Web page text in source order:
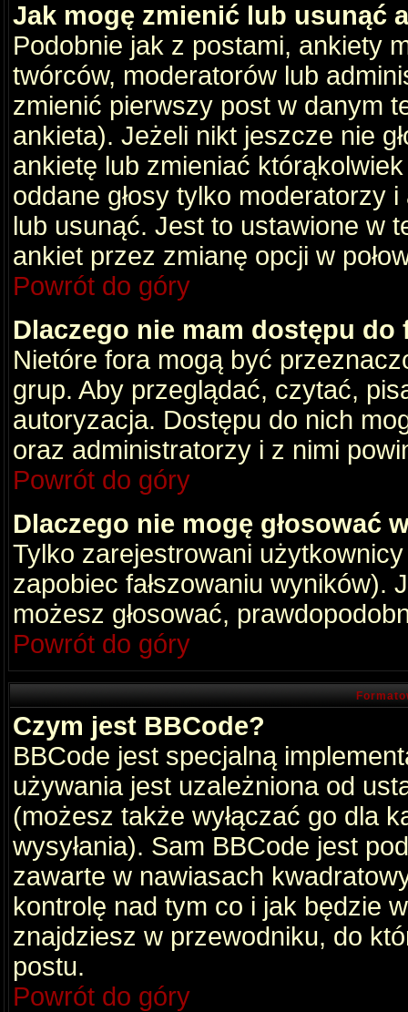
Jak mogę zmienić lub usunąć
Podobnie jak z postami, ankiety
twórców, moderatorów lub
zmienić pierwszy post w danym
ankieta). Jeżeli nikt jeszcze nie
ankietę lub zmieniać
oddane głosy tylko moderatorzy
lub usunąć. Jest to ustawione w
ankiet przez zmianę opcji w
Powrót do góry
Dlaczego nie mam dostępu do
Nietóre fora mogą być
grup. Aby przeglądać, czytać,
autoryzacja. Dostępu do nich
oraz administratorzy i z nimi
Powrót do góry
Dlaczego nie mogę głosować
Tylko zarejestrowani
zapobiec fałszowaniu wyników).
możesz głosować,
Powrót do góry
Czym jest BBCode?
BBCode jest specjalną
używania jest uzależniona od
(możesz także wyłączać go dla
wysyłania). Sam BBCode jest
zawarte w nawiasach
kontrolę nad tym co i jak będzie
znajdziesz w przewodniku, do
postu.
Powrót do góry